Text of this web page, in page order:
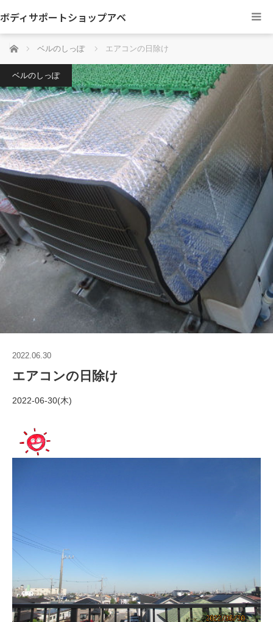
ボディサポートショップアベ
ホーム ベルのしっぽ エアコンの日除け
ベルのしっぽ
2022.06.30
エアコンの日除け
2022-06-30(木)